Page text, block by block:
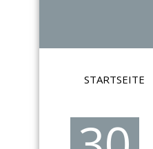
STARTSEITE